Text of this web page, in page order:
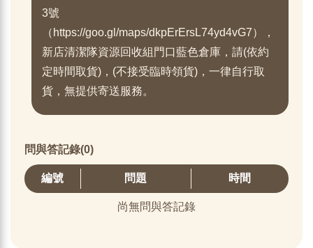
3號
（https://goo.gl/maps/dkpErErsL74yd4vG7），
新店清潔隊資源回收組門口藍色倉庫，請(依約
定時間取貨)，(不接受臨時領貨)，一律自行取
貨，無提供寄送服務。
問與答記錄(0)
編號 問題 時間
尚無問與答記錄